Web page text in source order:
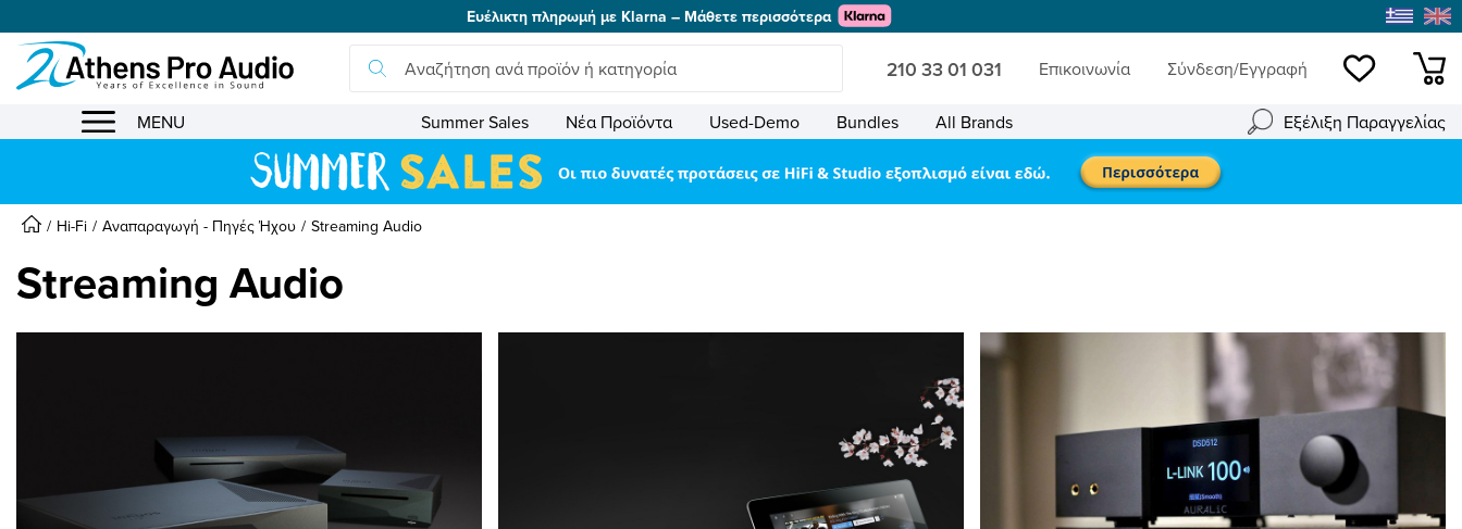
menu
Ευέλικτη πληρωμή με Klarna – Μάθετε περισσότερα
210 33 01 031 Επικοινωνία Σύνδεση/Εγγραφή Wishlist
MENU
Summer Sales Νέα Προϊόντα Used-Demo Bundles All Brands Εξέλιξη Παραγγελίας
Hi-Fi Αναπαραγωγή - Πηγές Ήχου Streaming Audio
Streaming Audio